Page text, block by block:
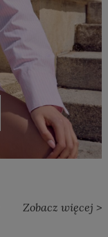
Zobacz więcej >